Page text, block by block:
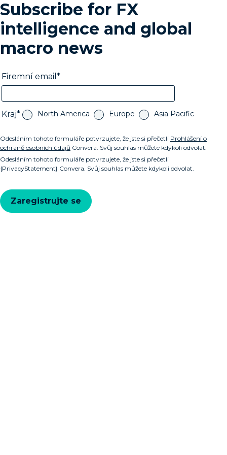
Subscribe for FX
intelligence and global
macro news
Firemní email
Kraj North America Europe Asia Pacific
Odesláním tohoto formuláře potvrzujete, že jste si přečetli Prohlášení o
ochraně osobních údajů Convera. Svůj souhlas můžete kdykoli odvolat.
Odesláním tohoto formuláře potvrzujete, že jste si přečetli
{PrivacyStatement} Convera. Svůj souhlas můžete kdykoli odvolat.